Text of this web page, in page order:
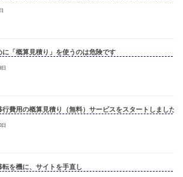
に「概算見積り」を使うのは危険です
行費用の概算見積り（無料）サービスをスタートしました
転を機に、サイトを手直し